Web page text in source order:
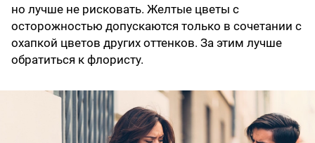
но лучше не рисковать. Желтые цветы с
осторожностью допускаются только в сочетании с
охапкой цветов других оттенков. За этим лучше
обратиться к флористу.